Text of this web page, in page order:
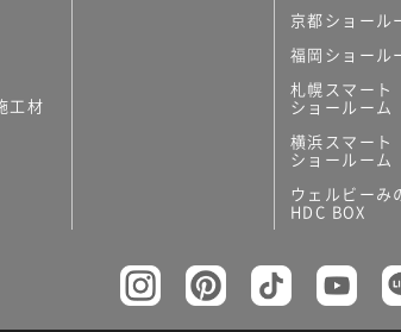
（食器棚・キッチンボード）
ョンキッチン（セクショナル
工材
京都ショール
福岡ショール
札幌スマート
ショールーム
横浜スマート
ショールーム
ウェルビーみ
HDC BOX